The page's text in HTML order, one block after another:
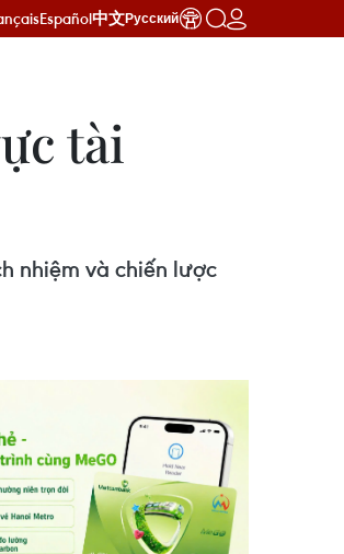
Español中文Русский
tài
nhiệm và chiến lược